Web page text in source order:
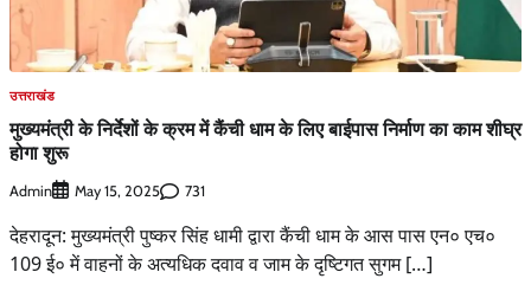
उत्तराखंड
मुख्यमंत्री के निर्देशों के क्रम में कैंची धाम के लिए बाईपास निर्माण का काम शीघ्र
होगा शुरू
Admin May 15, 2025 731
देहरादून: मुख्यमंत्री पुष्कर सिंह धामी द्वारा कैंची धाम के आस पास एन० एच०
109 ई० में वाहनों के अत्यधिक दवाव व जाम के दृष्टिगत सुगम […]